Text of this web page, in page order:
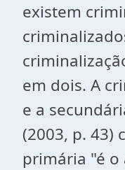
existem
em dois. A
e a
(2003, p. 43)
primária "é